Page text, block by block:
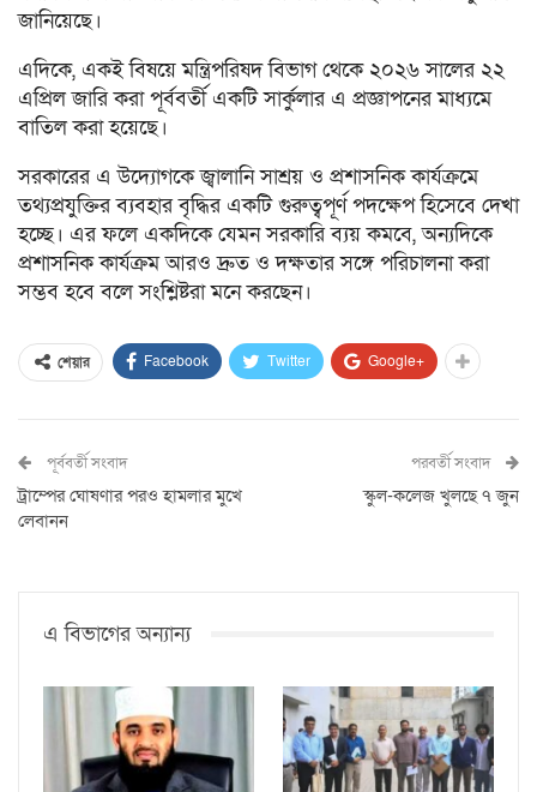
জানিয়েছে।
এদিকে, একই বিষয়ে মন্ত্রিপরিষদ বিভাগ থেকে ২০২৬ সালের ২২
এপ্রিল জারি করা পূর্ববর্তী একটি সার্কুলার এ প্রজ্ঞাপনের মাধ্যমে
বাতিল করা হয়েছে।
সরকারের এ উদ্যোগকে জ্বালানি সাশ্রয় ও প্রশাসনিক কার্যক্রমে
তথ্যপ্রযুক্তির ব্যবহার বৃদ্ধির একটি গুরুত্বপূর্ণ পদক্ষেপ হিসেবে দেখা
হচ্ছে। এর ফলে একদিকে যেমন সরকারি ব্যয় কমবে, অন্যদিকে
প্রশাসনিক কার্যক্রম আরও দ্রুত ও দক্ষতার সঙ্গে পরিচালনা করা
সম্ভব হবে বলে সংশ্লিষ্টরা মনে করছেন।
শেয়ার Facebook Twitter Google+
পূর্ববর্তী সংবাদ
ট্রাম্পের ঘোষণার পরও হামলার মুখে
লেবানন
পরবর্তী সংবাদ
স্কুল-কলেজ খুলছে ৭ জুন
এ বিভাগের অন্যান্য